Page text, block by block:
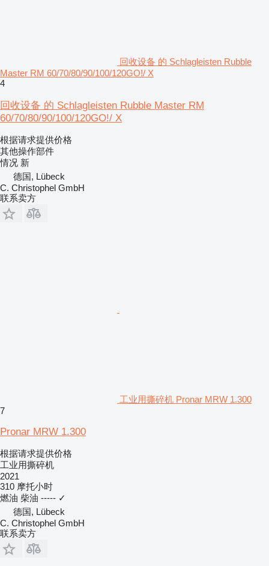
回收设备 的 Schlagleisten Rubble
Master RM 60/70/80/90/100/120GO!/ X
4
回收设备 的 Schlagleisten Rubble Master RM
60/70/80/90/100/120GO!/ X
根据请求提供价格
其他操作部件
情况 新
德国, Lübeck
C. Christophel GmbH
联系卖方
工业用撕碎机 Pronar MRW 1.300
7
Pronar MRW 1.300
根据请求提供价格
工业用撕碎机
2021
310 摩托小时
燃油 柴油 ----- ✓
德国, Lübeck
C. Christophel GmbH
联系卖方